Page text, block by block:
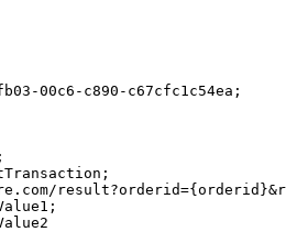
-00c6 - c890 - c67cfc1c54ea ;
;
;
;